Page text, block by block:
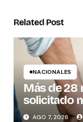
Related Post
NACIONALES
Más de 28
solicitado
protección
AGO 7, 2026